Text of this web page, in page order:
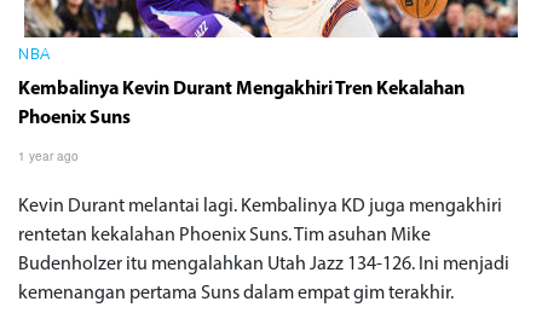
NBA
Kembalinya Kevin Durant Mengakhiri Tren Kekalahan
Phoenix Suns
1 year ago
Kevin Durant melantai lagi. Kembalinya KD juga mengakhiri
rentetan kekalahan Phoenix Suns. Tim asuhan Mike
Budenholzer itu mengalahkan Utah Jazz 134-126. Ini menjadi
kemenangan pertama Suns dalam empat gim terakhir.